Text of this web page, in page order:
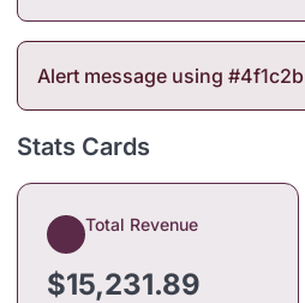
Alert message using #4f1c2b
Stats Cards
Total Revenue
$15,231.89